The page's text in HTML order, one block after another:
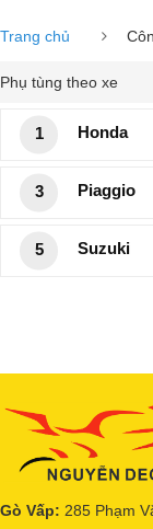
Trang chủ
Phụ tùng theo xe
1 Honda
3 Piaggio
5 Suzuki
Gò Vấp: 285 Phạm